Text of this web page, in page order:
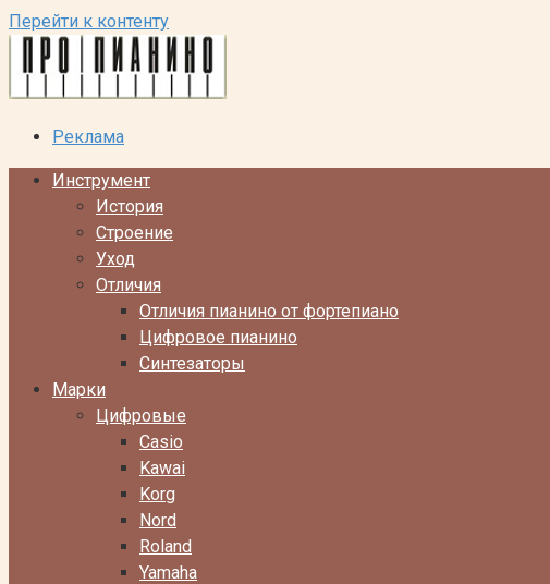
Перейти к контенту
Реклама
Инструмент
История
Строение
Уход
Отличия
Отличия пианино от фортепиано
Цифровое пианино
Синтезаторы
Марки
Цифровые
Casio
Kawai
Korg
Nord
Roland
Yamaha